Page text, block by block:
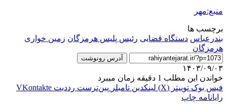
منبع:مهر
برچسب ها
بندرعباس دستگاه قضایی رئیس پلیس هرمزگان زمین خواری
هرمزگان
آدرس رونوشت
۱۴۰۳/۰۹/۰۳
خواندن این مطلب 1 دقیقه زمان میبرد
فیس بوک توییتر (X) لینکدین ‫تامبلر ‫پین‌ترست ‫رددیت ‫VKontakte
رایانامه چاپ